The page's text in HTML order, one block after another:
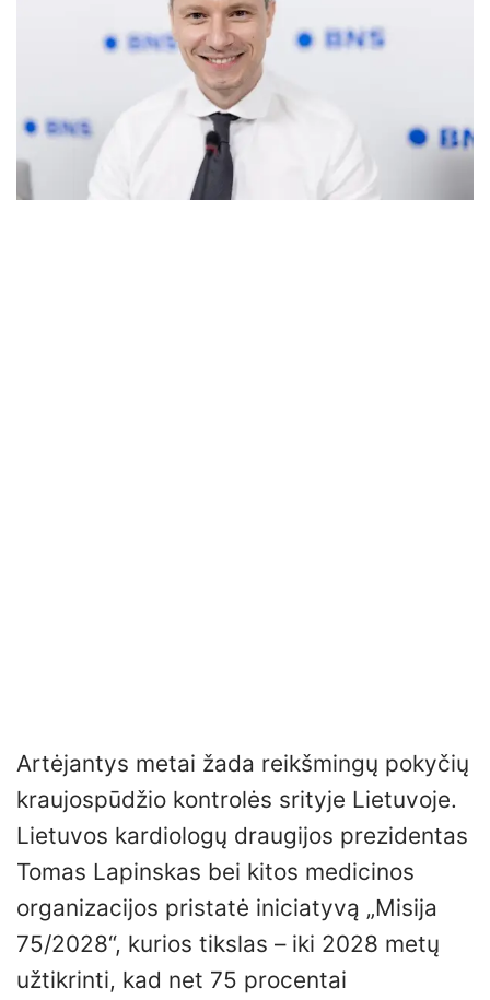
Artėjantys metai žada reikšmingų pokyčių
kraujospūdžio kontrolės srityje Lietuvoje.
Lietuvos kardiologų draugijos prezidentas
Tomas Lapinskas bei kitos medicinos
organizacijos pristatė iniciatyvą „Misija
75/2028“, kurios tikslas – iki 2028 metų
užtikrinti, kad net 75 procentai